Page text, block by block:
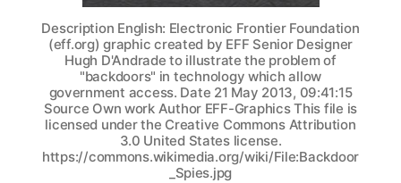
sta
prendendo
in
giro”
Description English: Electronic Frontier Foundation
(eff.org) graphic created by EFF Senior Designer
Hugh D'Andrade to illustrate the problem of
"backdoors" in technology which allow
government access. Date 21 May 2013, 09:41:15
Source Own work Author EFF-Graphics This file is
licensed under the Creative Commons Attribution
3.0 United States license.
https://commons.wikimedia.org/wiki/File:Backdoor
_Spies.jpg